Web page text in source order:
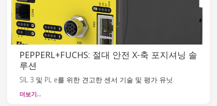
PEPPERL+FUCHS: 절대 안전 X-축 포지셔닝 솔
루션
SIL 3 및 PL e를 위한 견고한 센서 기술 및 평가 유닛.
더보기…